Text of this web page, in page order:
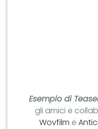
Esempio di
gli amici e
Wovfilm e